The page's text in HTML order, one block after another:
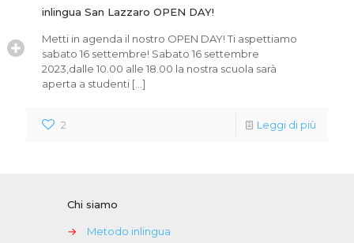
inlingua San Lazzaro OPEN DAY!
Metti in agenda il nostro OPEN DAY! Ti aspettiamo
sabato 16 settembre! Sabato 16 settembre
2023,dalle 10.00 alle 18.00 la nostra scuola sarà
aperta a studenti […]
2 Leggi di più
Chi siamo
→
Metodo inlingua